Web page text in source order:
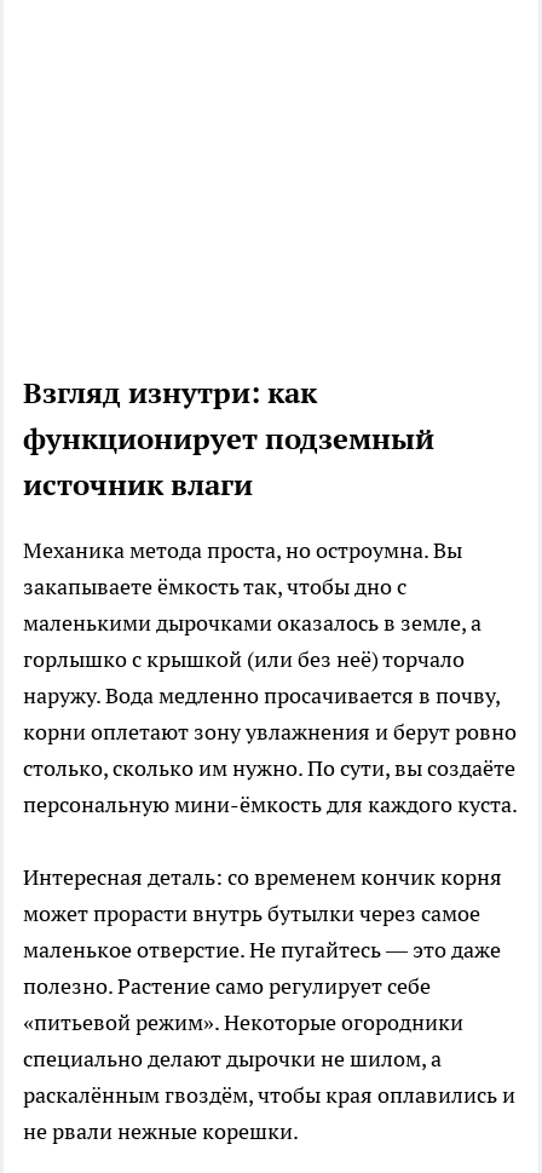
Взгляд изнутри: как
функционирует подземный
источник влаги
Механика метода проста, но остроумна. Вы
закапываете ёмкость так, чтобы дно с
маленькими дырочками оказалось в земле, а
горлышко с крышкой (или без неё) торчало
наружу. Вода медленно просачивается в почву,
корни оплетают зону увлажнения и берут ровно
столько, сколько им нужно. По сути, вы создаёте
персональную мини-ёмкость для каждого куста.
Интересная деталь: со временем кончик корня
может прорасти внутрь бутылки через самое
маленькое отверстие. Не пугайтесь — это даже
полезно. Растение само регулирует себе
«питьевой режим». Некоторые огородники
специально делают дырочки не шилом, а
раскалённым гвоздём, чтобы края оплавились и
не рвали нежные корешки.